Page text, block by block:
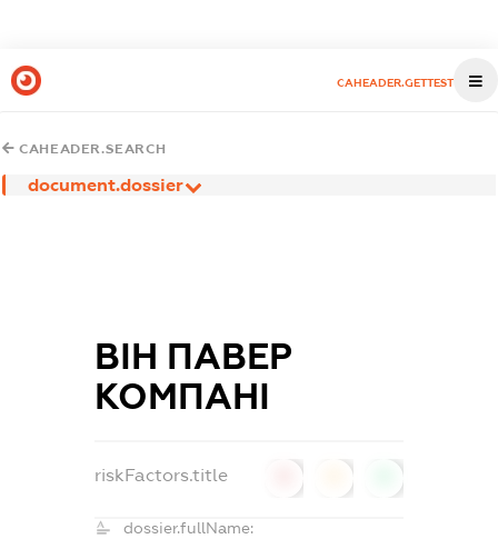
CAHEADER.GETTEST
CAHEADER.SEARCH
document.dossier
ВІН ПАВЕР
КОМПАНІ
riskFactors.title
dossier.fullName: